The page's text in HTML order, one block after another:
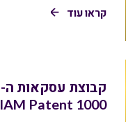
קראו עוד
IAM Patent 1000 לשנת 2022